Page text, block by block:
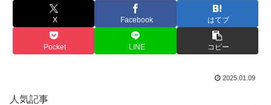
X Facebook はてブ
Pocket LINE コピー
2025.01.09
人気記事